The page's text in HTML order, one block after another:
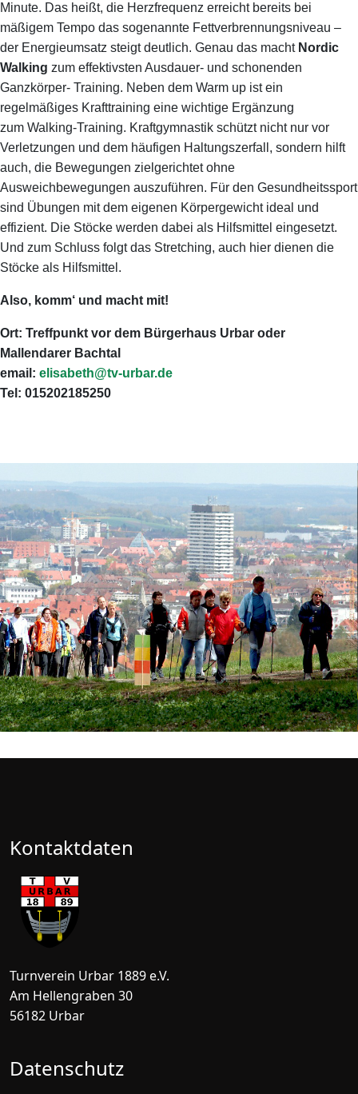
Minute. Das heißt, die Herzfrequenz erreicht bereits bei
mäßigem Tempo das sogenannte Fettverbrennungsniveau –
der Energieumsatz steigt deutlich. Genau das macht Nordic
Walking zum effektivsten Ausdauer- und schonenden
Ganzkörper- Training. Neben dem Warm up ist ein
regelmäßiges Krafttraining eine wichtige Ergänzung
zum Walking-Training. Kraftgymnastik schützt nicht nur vor
Verletzungen und dem häufigen Haltungszerfall, sondern hilft
auch, die Bewegungen zielgerichtet ohne
Ausweichbewegungen auszuführen. Für den Gesundheitssport
sind Übungen mit dem eigenen Körpergewicht ideal und
effizient. Die Stöcke werden dabei als Hilfsmittel eingesetzt.
Und zum Schluss folgt das Stretching, auch hier dienen die
Stöcke als Hilfsmittel.
Also, komm‘ und macht mit!
Ort: Treffpunkt vor dem Bürgerhaus Urbar oder
Mallendarer Bachtal
email: elisabeth@tv-urbar.de
Tel: 015202185250
Kontaktdaten
Turnverein Urbar 1889 e.V.
Am Hellengraben 30
56182 Urbar
Datenschutz